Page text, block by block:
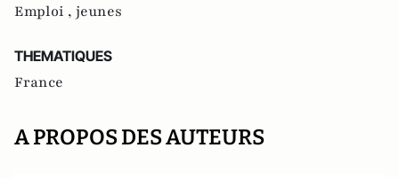
Emploi , jeunes
THEMATIQUES
France
A PROPOS DES AUTEURS